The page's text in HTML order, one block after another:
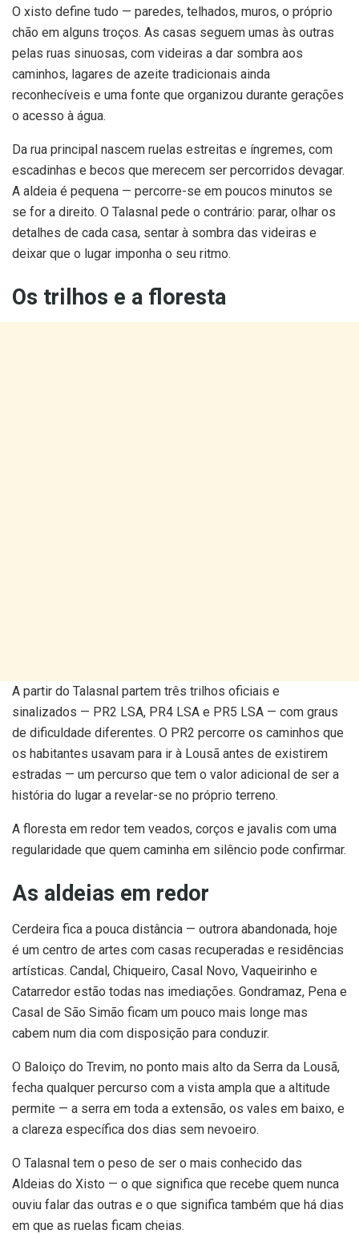
O xisto define tudo — paredes, telhados, muros, o próprio
chão em alguns troços. As casas seguem umas às outras
pelas ruas sinuosas, com videiras a dar sombra aos
caminhos, lagares de azeite tradicionais ainda
reconhecíveis e uma fonte que organizou durante gerações
o acesso à água.
Da rua principal nascem ruelas estreitas e íngremes, com
escadinhas e becos que merecem ser percorridos devagar.
A aldeia é pequena — percorre-se em poucos minutos se
se for a direito. O Talasnal pede o contrário: parar, olhar os
detalhes de cada casa, sentar à sombra das videiras e
deixar que o lugar imponha o seu ritmo.
Os trilhos e a floresta
A partir do Talasnal partem três trilhos oficiais e
sinalizados — PR2 LSA, PR4 LSA e PR5 LSA — com graus
de dificuldade diferentes. O PR2 percorre os caminhos que
os habitantes usavam para ir à Lousã antes de existirem
estradas — um percurso que tem o valor adicional de ser a
história do lugar a revelar-se no próprio terreno.
A floresta em redor tem veados, corços e javalis com uma
regularidade que quem caminha em silêncio pode confirmar.
As aldeias em redor
Cerdeira fica a pouca distância — outrora abandonada, hoje
é um centro de artes com casas recuperadas e residências
artísticas. Candal, Chiqueiro, Casal Novo, Vaqueirinho e
Catarredor estão todas nas imediações. Gondramaz, Pena e
Casal de São Simão ficam um pouco mais longe mas
cabem num dia com disposição para conduzir.
O Baloiço do Trevim, no ponto mais alto da Serra da Lousã,
fecha qualquer percurso com a vista ampla que a altitude
permite — a serra em toda a extensão, os vales em baixo, e
a clareza específica dos dias sem nevoeiro.
O Talasnal tem o peso de ser o mais conhecido das
Aldeias do Xisto — o que significa que recebe quem nunca
ouviu falar das outras e o que significa também que há dias
em que as ruelas ficam cheias.